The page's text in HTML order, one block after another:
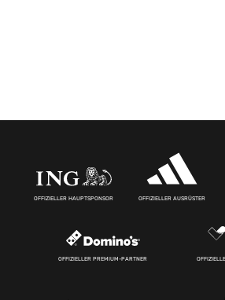
OFFIZIELLER HAUPTSPONSOR OFFIZIELLER AUSRÜSTER
OFFIZIELLER PREMIUM-PARTNER